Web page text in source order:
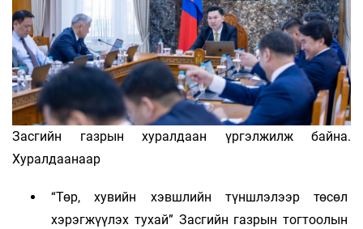
Засгийн газрын хуралдаан үргэлжилж байна.
Хуралдаанаар
“Төр, хувийн хэвшлийн түншлэлээр төсөл
хэрэгжүүлэх тухай” Засгийн газрын тогтоолын